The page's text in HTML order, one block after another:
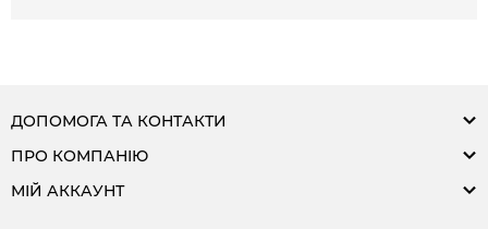
ДОПОМОГА ТА КОНТАКТИ
ПРО КОМПАНІЮ
МІЙ АККАУНТ